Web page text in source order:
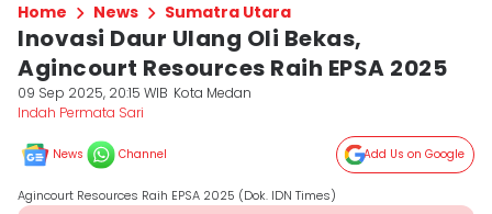
Home News Sumatra Utara
Inovasi Daur Ulang Oli Bekas,
Agincourt Resources Raih EPSA 2025
09 Sep 2025, 20:15 WIB Kota Medan
Indah Permata Sari
News Channel Add Us on Google
Agincourt Resources Raih EPSA 2025 (Dok. IDN Times)